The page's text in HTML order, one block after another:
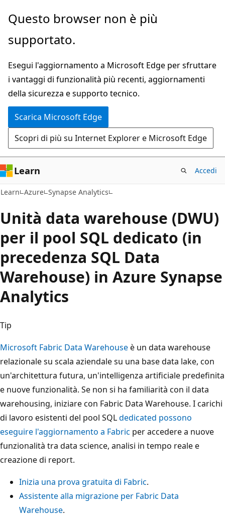
Ignora
passa
contenuto
principale
Questo browser non è più
supportato.
Esegui l'aggiornamento a Microsoft Edge per sfruttare
i vantaggi di funzionalità più recenti, aggiornamenti
della sicurezza e supporto tecnico.
Scarica Microsoft Edge
Scopri di più su Internet Explorer e Microsoft Edge
Learn Accedi
Learn Azure Synapse Analytics
Unità data warehouse (DWU)
per il pool SQL dedicato (in
precedenza SQL Data
Warehouse) in Azure Synapse
Analytics
Tip
Microsoft Fabric Data Warehouseè un data warehouse
relazionale su scala aziendale su una base data lake, con
un'architettura futura, un'intelligenza artificiale predefinita
e nuove funzionalità. Se non si ha familiarità con il data
warehousing, iniziare con Fabric Data Warehouse. I carichi
di lavoro esistenti del pool SQLdedicated possono
eseguire l'aggiornamento a Fabric per accedere a nuove
funzionalità tra data science, analisi in tempo reale e
creazione di report.
Inizia una prova gratuita di Fabric.
Assistente alla migrazione per Fabric Data
Warehouse.